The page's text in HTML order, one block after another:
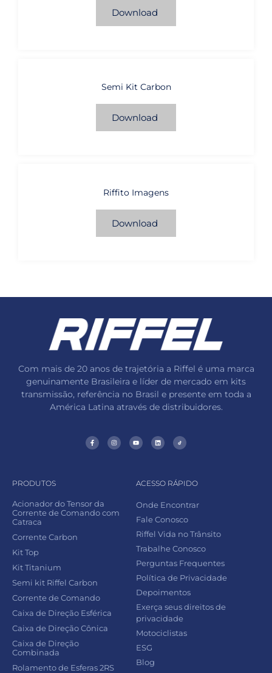
Download
Semi Kit Carbon
Download
Riffito Imagens
Download
Com mais de 20 anos de trajetória a Riffel é uma marca
genuinamente Brasileira e líder de mercado em kits
transmissão, referência no Brasil e presente em toda a
América Latina através de distribuidores.
PRODUTOS
Acionador do Tensor da
Corrente de Comando com
Catraca
Corrente Carbon
Kit Top
Kit Titanium
Semi kit Riffel Carbon
Corrente de Comando
Caixa de Direção Esférica
Caixa de Direção Cônica
Caixa de Direção
Combinada
Rolamento de Esferas 2RS
ACESSO RÁPIDO
Onde Encontrar
Fale Conosco
Riffel Vida no Trânsito
Trabalhe Conosco
Perguntas Frequentes
Política de Privacidade
Depoimentos
Exerça seus direitos de
privacidade
Motociclistas
ESG
Blog